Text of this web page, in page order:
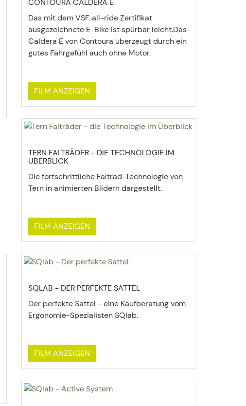
CONTOURA CALDERA E
Das mit dem VSF..all-ride Zertifikat
ausgezeichnete E-Bike ist spürbar leicht.Das
Caldera E von Contoura überzeugt durch ein
gutes Fahrgefühl auch ohne Motor.
FILM ANZEIGEN
TERN FALTRÄDER - DIE TECHNOLOGIE IM
ÜBERBLICK
Die fortschrittliche Faltrad-Technologie von
Tern in animierten Bildern dargestellt.
FILM ANZEIGEN
SQLAB - DER PERFEKTE SATTEL
Der perfekte Sattel - eine Kaufberatung vom
Ergonomie-Spezialisten SQlab.
FILM ANZEIGEN